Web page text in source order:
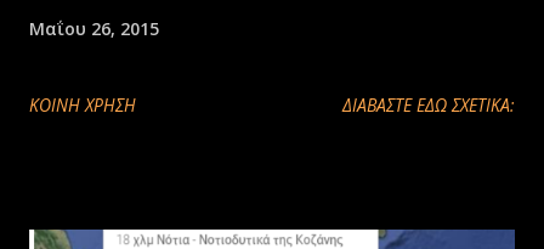
Μαΐου 26, 2015
ΚΟΙΝΉ ΧΡΉΣΗ ΔΙΑΒΑΣΤΕ ΕΔΩ ΣΧΕΤΙΚΑ: